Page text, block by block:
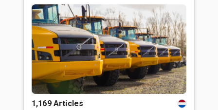
1,169 Articles